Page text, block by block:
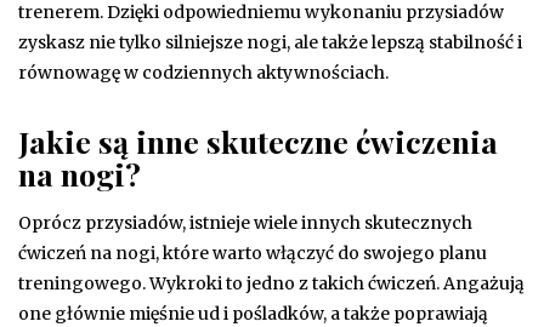
trenerem. Dzięki odpowiedniemu wykonaniu przysiadów
zyskasz nie tylko silniejsze nogi, ale także lepszą stabilność i
równowagę w codziennych aktywnościach.
Jakie są inne skuteczne ćwiczenia
na nogi?
Oprócz przysiadów, istnieje wiele innych skutecznych
ćwiczeń na nogi, które warto włączyć do swojego planu
treningowego. Wykroki to jedno z takich ćwiczeń. Angażują
one głównie mięśnie ud i pośladków, a także poprawiają